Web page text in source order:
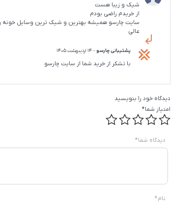
شیک و زیبا هست
از خریدم راضی بودم
سایت چارسو همیشه بهترین و شیک ترین وسایل
عالی
پشتیبانی چارسو–14 اردیبهشت 1405
با تشکر از خرید شما از سایت چارسو
دیدگاه خود را بنویسید
امتیاز شما*
دیدگاه شما*
نام*